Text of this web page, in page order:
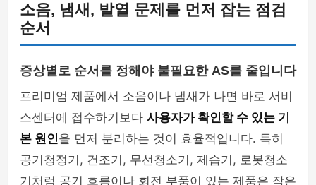
소음, 냄새, 발열 문제를 먼저 잡는 점검
순서
증상별로 순서를 정해야 불필요한 AS를 줄입니다
프리미엄 제품에서 소음이나 냄새가 나면 바로 서비
스센터에 접수하기보다 사용자가 확인할 수 있는 기
본 원인을 먼저 분리하는 것이 효율적입니다. 특히
공기청정기, 건조기, 무선청소기, 제습기, 로봇청소
기처럼 공기 흐름이나 회전 부품이 있는 제품은 작은